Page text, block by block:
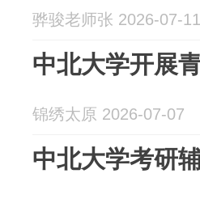
骅骏老师张 2026-07-11
中北大学开展
锦绣太原 2026-07-07
中北大学考研